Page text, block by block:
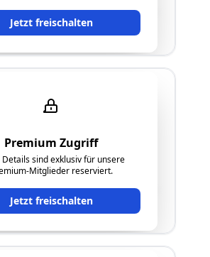
Jetzt freischalten
Premium Zugriff
Details sind exklusiv für unsere
Mitglieder reserviert.
Jetzt freischalten
11
Nadelburg
Ausmaß von 700m2, EFH mit
Adresse:
11"